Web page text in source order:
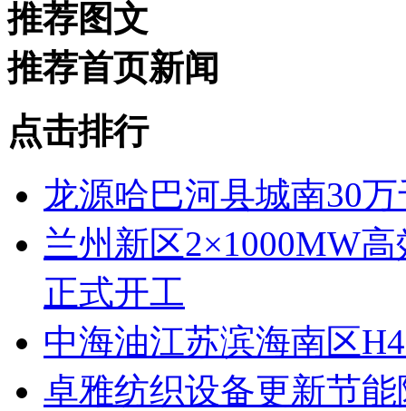
推荐图文
推荐首页新闻
点击排行
龙源哈巴河县城南30
兰州新区2×1000MW
正式开工
中海油江苏滨海南区
卓雅纺织设备更新节